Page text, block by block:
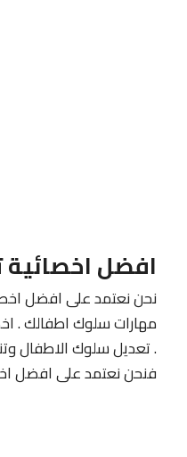
افضل
نحن نعتمد على افضل
مهارات سلوك اطفالك .
. تعديل سلوك الاطفال
فنحن نعتمد على افضل